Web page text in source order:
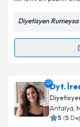
Kişisel
Diyetisyen
Randevu
Dyt.
oluşturun. Size
takvim
Dyt.
Antalya,
5 (5